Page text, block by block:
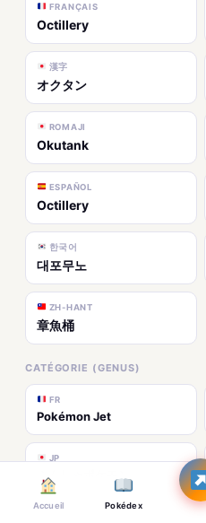
FRANÇAIS
Octillery
漢字
オクタン
ROMAJI
Okutank
ESPAÑOL
Octillery
한국어
대포무노
ZH-HANT
章魚桶
CATÉGORIE (GENUS)
FR
Pokémon Jet
JP
ふんしゃポケモン
Accueil Pokédex